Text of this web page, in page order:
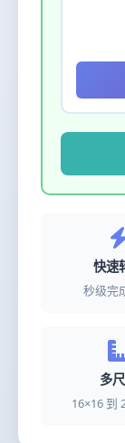
快速
秒级完
多
16×16 到